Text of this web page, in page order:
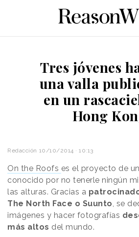
Tres jóvenes
una valla
en un
Hong
Redacción 10/10/2014 · 10:13
On the Roofs es el proyecto de
conocido por no tenerle ningún
las alturas. Gracias a
The North Face o Suunto , se
imágenes y hacer fotografías
más altos del mundo.